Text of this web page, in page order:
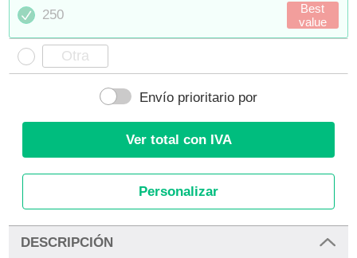
250
Best
value
Envío prioritario por
Ver total con IVA
Personalizar
DESCRIPCIÓN